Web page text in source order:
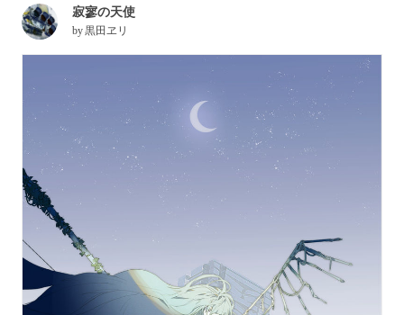
寂寥の天使
by黒田ヱリ